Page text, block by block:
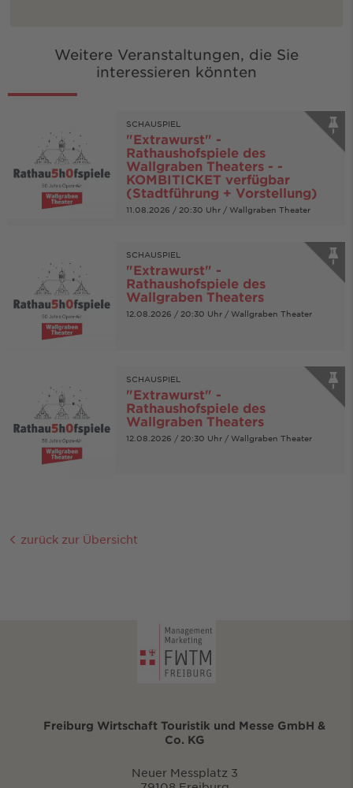
Weitere Veranstaltungen, die Sie
interessieren könnten
SCHAUSPIEL
"Extrawurst" -
Rathaushofspiele des
Wallgraben Theaters - -
KOMBITICKET verfügbar
(Stadtführung + Vorstellung)
11.08.2026 / 20:30 Uhr / Wallgraben Theater
SCHAUSPIEL
"Extrawurst" -
Rathaushofspiele des
Wallgraben Theaters
12.08.2026 / 20:30 Uhr / Wallgraben Theater
SCHAUSPIEL
"Extrawurst" -
Rathaushofspiele des
Wallgraben Theaters
12.08.2026 / 20:30 Uhr / Wallgraben Theater
zurück zur Übersicht
Freiburg Wirtschaft Touristik und Messe GmbH &
Co. KG
Neuer Messplatz 3